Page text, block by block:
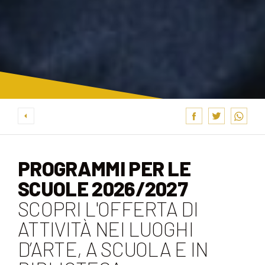
PROGRAMMI PER LE
SCUOLE 2026/2027
SCOPRI L'OFFERTA DI
ATTIVITÀ NEI LUOGHI
D’ARTE, A SCUOLA E IN